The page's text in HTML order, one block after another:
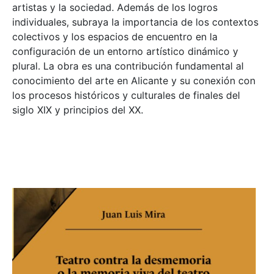
artistas y la sociedad. Además de los logros
individuales, subraya la importancia de los contextos
colectivos y los espacios de encuentro en la
configuración de un entorno artístico dinámico y
plural. La obra es una contribución fundamental al
conocimiento del arte en Alicante y su conexión con
los procesos históricos y culturales de finales del
siglo XIX y principios del XX.